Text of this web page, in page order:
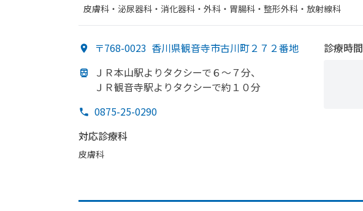
皮膚科・​泌尿器科・​消化器科・​外科・​胃腸科・​整形外科・​放射線科
〒768-0023 香川県観音寺市古川町２７２番地
ＪＲ本山駅よりタクシーで６～７分、
ＪＲ観音寺駅よりタクシーで約１０分
0875-25-0290
対応診療科
皮膚科
診療時間